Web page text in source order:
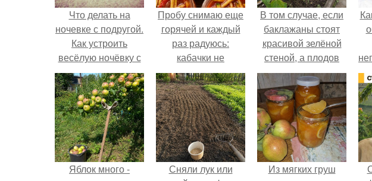
Что делать на
ночевке с подругой.
Как устроить
весёлую ночёвку с
подружками
Пробу снимаю еще
горячей и каждый
раз радуюсь:
кабачки не
развариваются, а
соус получается
густым и
пикантным.
В том случае, если
баклажаны стоят
красивой зелёной
стеной, а плодов
почти не видно -
радоваться тут
нечему.
Яблок много -
Сняли лук или
Из мягких груш